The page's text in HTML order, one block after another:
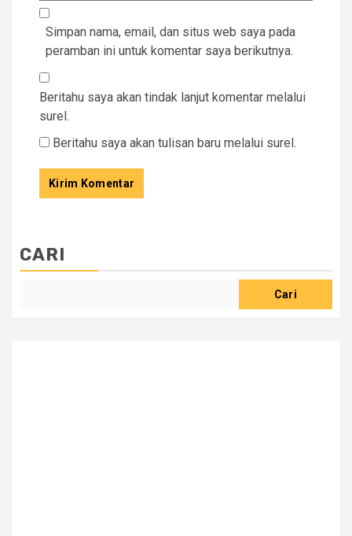
Simpan nama, email, dan situs web saya pada
peramban ini untuk komentar saya berikutnya.
Beritahu saya akan tindak lanjut komentar melalui
surel.
Beritahu saya akan tulisan baru melalui surel.
CARI
Cari